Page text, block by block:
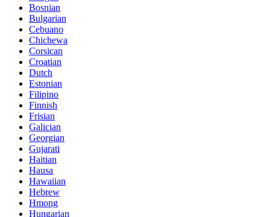
Bosnian
Bulgarian
Cebuano
Chichewa
Corsican
Croatian
Dutch
Estonian
Filipino
Finnish
Frisian
Galician
Georgian
Gujarati
Haitian
Hausa
Hawaiian
Hebrew
Hmong
Hungarian